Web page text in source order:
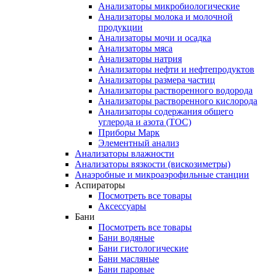
Анализаторы микробиологические
Анализаторы молока и молочной
продукции
Анализаторы мочи и осадка
Анализаторы мяса
Анализаторы натрия
Анализаторы нефти и нефтепродуктов
Анализаторы размера частиц
Анализаторы растворенного водорода
Анализаторы растворенного кислорода
Анализаторы содержания общего
углерода и азота (ТОС)
Приборы Марк
Элементный анализ
Анализаторы влажности
Анализаторы вязкости (вискозиметры)
Анаэробные и микроаэрофильные станции
Аспираторы
Посмотреть все товары
Аксессуары
Бани
Посмотреть все товары
Бани водяные
Бани гистологические
Бани масляные
Бани паровые